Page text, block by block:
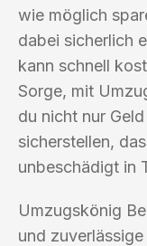
wie möglich
dabei sicherlich
kann schnell
Sorge, mit
du nicht nur
sicherstellen,
unbeschädigt in
Umzugskönig
und